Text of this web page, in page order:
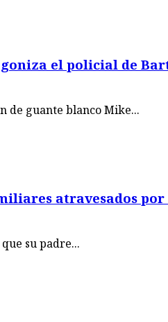
el policial de
de guante blanco Mike...
atravesados por
su padre...